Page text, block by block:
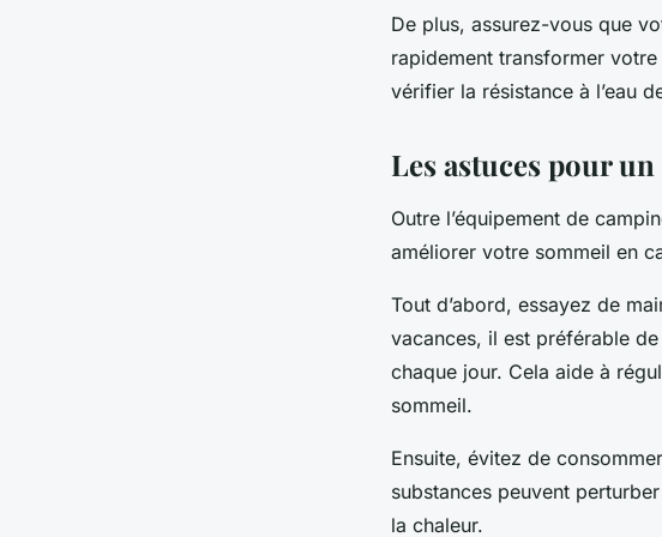
De plus, assurez-vous que
rapidement transformer
vérifier la résistance à l’eau
Les astuces pour
Outre l’équipement de
améliorer votre sommeil en
Tout d’abord, essayez de
vacances, il est préférable
chaque jour. Cela aide à
sommeil.
Ensuite, évitez de
substances peuvent
la chaleur.